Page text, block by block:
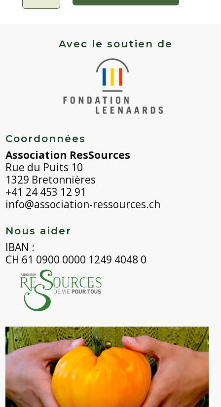
Echinacée
Avec le soutien de
Coordonnées
Association ResSources
Rue du Puits 10
1329 Bretonnières
+41 24 453 12 91
info@association-ressources.ch
Nous aider
IBAN :
CH 61 0900 0000 1249 4048 0